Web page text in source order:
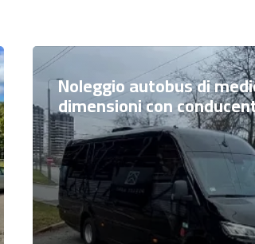
Noleggio autobus di
dimensioni con